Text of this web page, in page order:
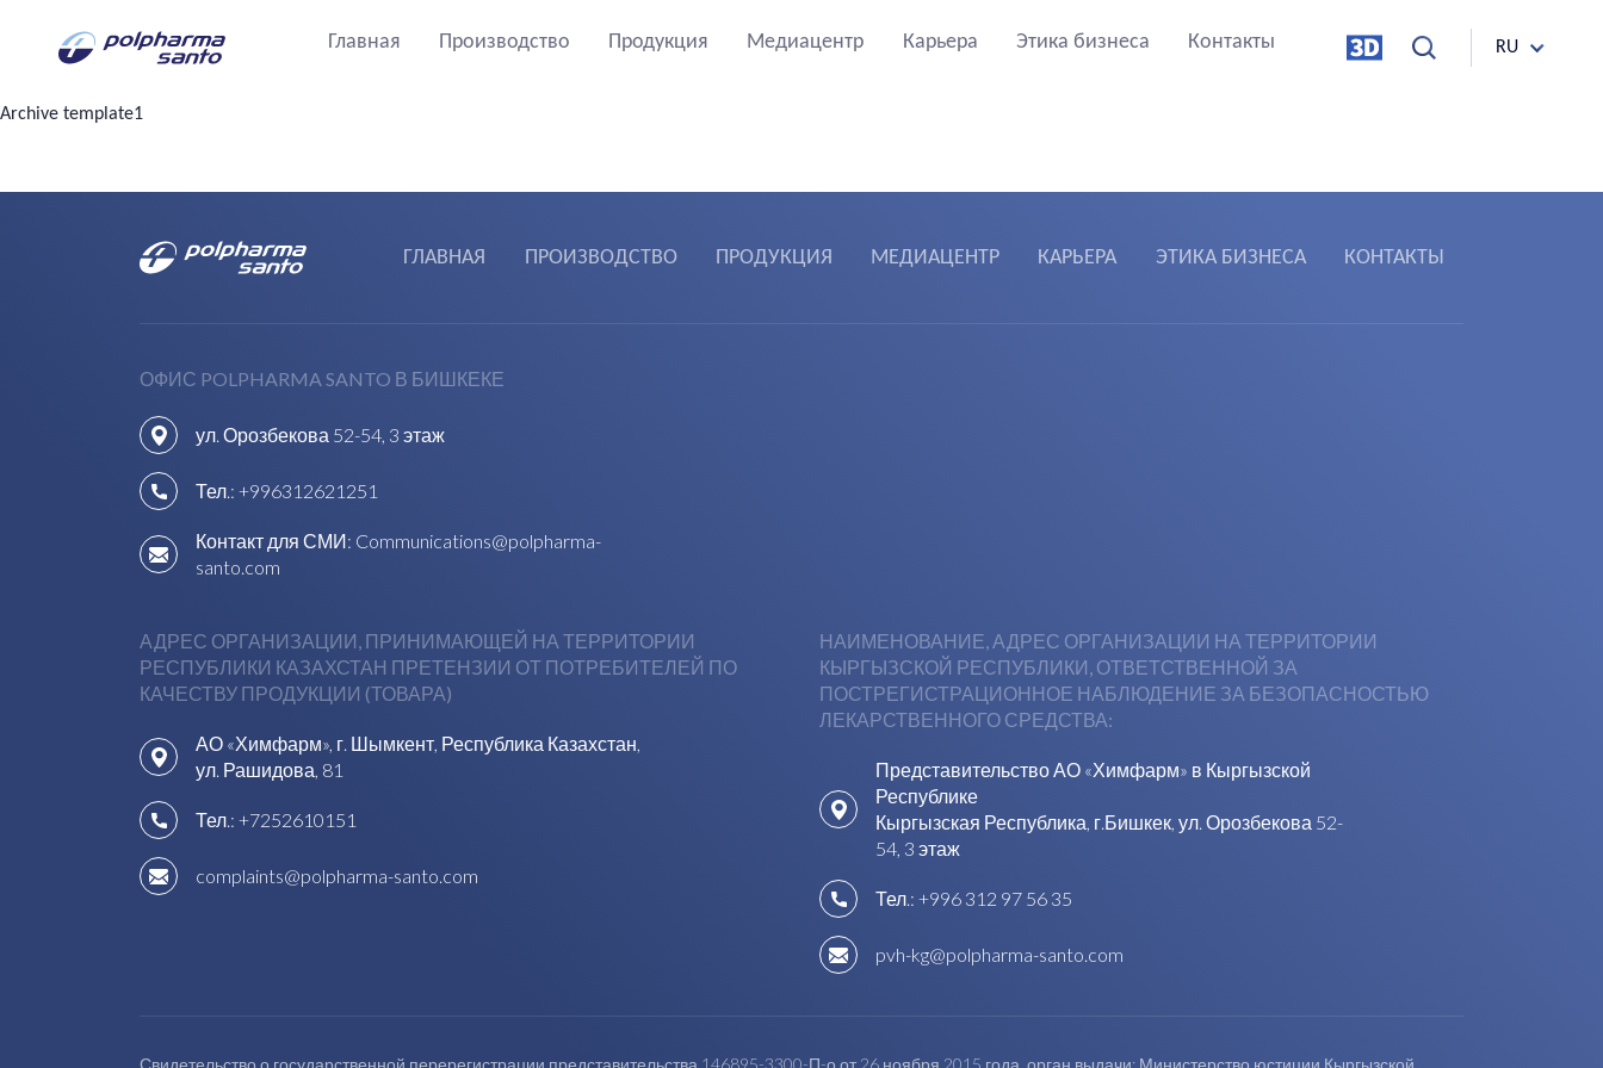
Главная Производство Продукция Медиацентр Карьера Этика бизнеса Контакты RU
Archive template1
ГЛАВНАЯ ПРОИЗВОДСТВО ПРОДУКЦИЯ МЕДИАЦЕНТР КАРЬЕРА ЭТИКА БИЗНЕСА КОНТАКТЫ
ОФИС POLPHARMA SANTO В БИШКЕКЕ
ул. Орозбекова 52-54, 3 этаж
Тел.: +996312621251
Контакт для СМИ: Communications@polpharma-
santo.com
АДРЕС ОРГАНИЗАЦИИ, ПРИНИМАЮЩЕЙ НА ТЕРРИТОРИИ
РЕСПУБЛИКИ КАЗАХСТАН ПРЕТЕНЗИИ ОТ ПОТРЕБИТЕЛЕЙ ПО
КАЧЕСТВУ ПРОДУКЦИИ (ТОВАРА)
АО «Химфарм», г. Шымкент, Республика Казахстан,
ул. Рашидова, 81
Тел.: +7252610151
complaints@polpharma-santo.com
НАИМЕНОВАНИЕ, АДРЕС ОРГАНИЗАЦИИ НА ТЕРРИТОРИИ
КЫРГЫЗСКОЙ РЕСПУБЛИКИ, ОТВЕТСТВЕННОЙ ЗА
ПОСТРЕГИСТРАЦИОННОЕ НАБЛЮДЕНИЕ ЗА БЕЗОПАСНОСТЬЮ
ЛЕКАРСТВЕННОГО СРЕДСТВА:
Представительство АО «Химфарм» в Кыргызской
Республике
Кыргызская Республика, г.Бишкек, ул. Орозбекова 52-
54, 3 этаж
Тел.: +996 312 97 56 35
pvh-kg@polpharma-santo.com
Свидетельство о государственной перерегистрации представительства 146895-3300-П-о от 26 ноября 2015 года, орган выдачи: Министерство юстиции Кыргызской